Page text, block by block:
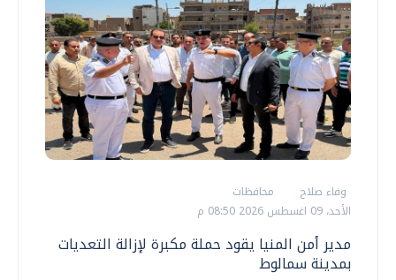
وفاء صلاح
محافظات
الأحد، 09 اغسطس 2026 08:50 م
مدير أمن المنيا يقود حملة مكبرة لإزالة التعديات
بمدينة سمالوط